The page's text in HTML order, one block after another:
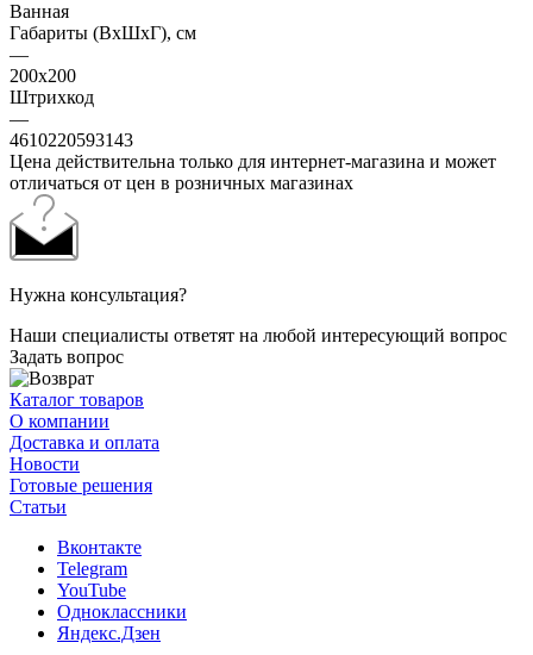
Ванная
Габариты (ВхШхГ), см
—
200х200
Штрихкод
—
4610220593143
Цена действительна только для интернет-магазина и может
отличаться от цен в розничных магазинах
Нужна консультация?
Наши специалисты ответят на любой интересующий вопрос
Задать вопрос
Каталог товаров
О компании
Доставка и оплата
Новости
Готовые решения
Статьи
Вконтакте
Telegram
YouTube
Одноклассники
Яндекс.Дзен